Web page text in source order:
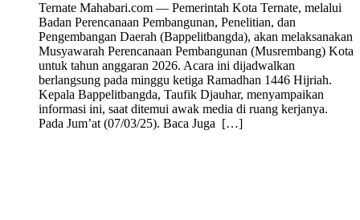
Ternate Mahabari.com — Pemerintah Kota Ternate, melalui
Badan Perencanaan Pembangunan, Penelitian, dan
Pengembangan Daerah (Bappelitbangda), akan melaksanakan
Musyawarah Perencanaan Pembangunan (Musrembang) Kota
untuk tahun anggaran 2026. Acara ini dijadwalkan
berlangsung pada minggu ketiga Ramadhan 1446 Hijriah.
Kepala Bappelitbangda, Taufik Djauhar, menyampaikan
informasi ini, saat ditemui awak media di ruang kerjanya.
Pada Jum’at (07/03/25). Baca Juga […]